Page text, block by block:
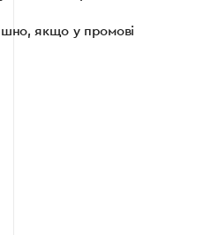
якщо у промові